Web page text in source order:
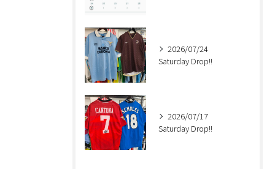
2026/07/24
Saturday Drop!!
2026/07/17
Saturday Drop!!